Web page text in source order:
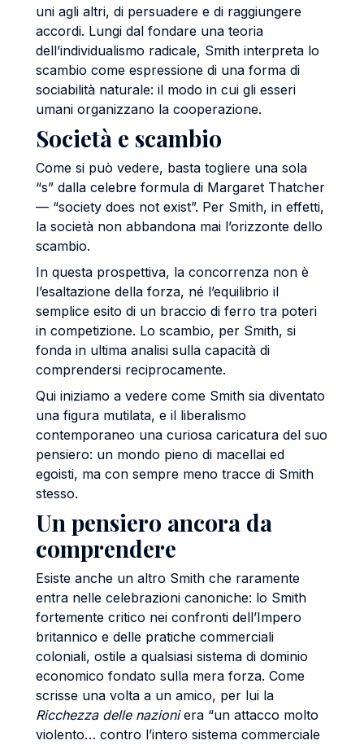
uni agli altri, di persuadere e di raggiungere
accordi. Lungi dal fondare una teoria
dell’individualismo radicale, Smith interpreta lo
scambio come espressione di una forma di
sociabilità naturale: il modo in cui gli esseri
umani organizzano la cooperazione.
Società e scambio
Come si può vedere, basta togliere una sola
“s” dalla celebre formula di Margaret Thatcher
— “society does not exist”. Per Smith, in effetti,
la società non abbandona mai l’orizzonte dello
scambio.
In questa prospettiva, la concorrenza non è
l’esaltazione della forza, né l’equilibrio il
semplice esito di un braccio di ferro tra poteri
in competizione. Lo scambio, per Smith, si
fonda in ultima analisi sulla capacità di
comprendersi reciprocamente.
Qui iniziamo a vedere come Smith sia diventato
una figura mutilata, e il liberalismo
contemporaneo una curiosa caricatura del suo
pensiero: un mondo pieno di macellai ed
egoisti, ma con sempre meno tracce di Smith
stesso.
Un pensiero ancora da
comprendere
Esiste anche un altro Smith che raramente
entra nelle celebrazioni canoniche: lo Smith
fortemente critico nei confronti dell’Impero
britannico e delle pratiche commerciali
coloniali, ostile a qualsiasi sistema di dominio
economico fondato sulla mera forza. Come
scrisse una volta a un amico, per lui la
Ricchezza delle nazioniera “un attacco molto
violento… contro l’intero sistema commerciale